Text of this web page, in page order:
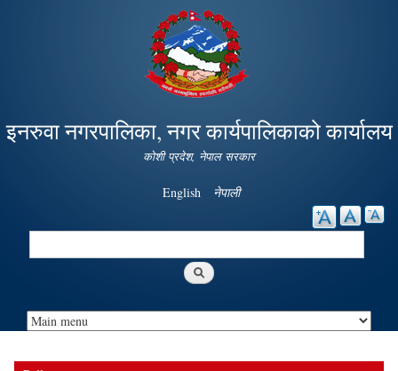
Skip to
main
content
इनरुवा नगरपालिका, नगर कार्यपालिकाको कार्यालय
कोशी प्रदेश, नेपाल सरकार
English नेपाली
Search